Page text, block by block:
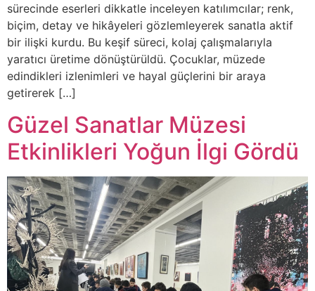
sürecinde eserleri dikkatle inceleyen katılımcılar; renk,
biçim, detay ve hikâyeleri gözlemleyerek sanatla aktif
bir ilişki kurdu. Bu keşif süreci, kolaj çalışmalarıyla
yaratıcı üretime dönüştürüldü. Çocuklar, müzede
edindikleri izlenimleri ve hayal güçlerini bir araya
getirerek […]
Güzel Sanatlar Müzesi
Etkinlikleri Yoğun İlgi Gördü